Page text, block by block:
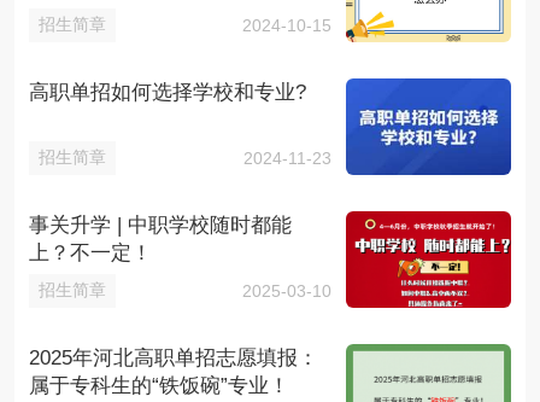
招生简章 2024-10-15
高职单招如何选择学校和专业?
招生简章 2024-11-23
事关升学 | 中职学校随时都能
上？不一定！
招生简章 2025-03-10
2025年河北高职单招志愿填报：
属于专科生的“铁饭碗”专业！